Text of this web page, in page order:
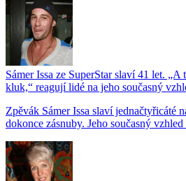
Sámer Issa ze SuperStar slaví 41 let.
kluk,“ reagují lidé na jeho současný
Zpěvák Sámer Issa slaví jednačtyřicáté
dokonce zásnuby. Jeho současný vzhled